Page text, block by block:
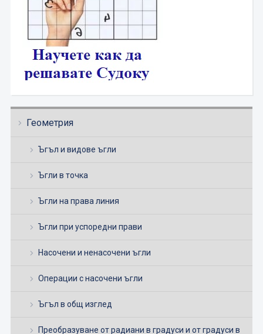
Геометрия
Ъгъл и видове ъгли
Ъгли в точка
Ъгли на права линия
Ъгли при успоредни прави
Насочени и ненасочени ъгли
Операции с насочени ъгли
Ъгъл в общ изглед
Преобразуване от радиани в градуси и от градуси в